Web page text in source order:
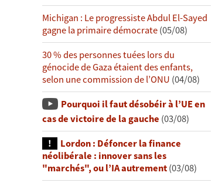
Michigan : Le progressiste Abdul El-Sayed
gagne la primaire démocrate(05/08)
30 % des personnes tuées lors du
génocide de Gaza étaient des enfants,
selon une commission de l’ONU (04/08)
Pourquoi il faut désobéir à l’UE en
cas de victoire de la gauche (03/08)
Lordon : Défoncer la finance
néolibérale : innover sans les
"marchés", ou l’IA autrement(03/08)